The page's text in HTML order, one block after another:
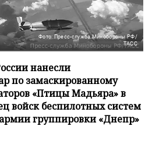
Фото: Пресс-служба Минобороны РФ/
ТАСС
нанесли
по замаскированному
«Птицы Мадьяра» в
войск беспилотных систем
группировки «Днепр»